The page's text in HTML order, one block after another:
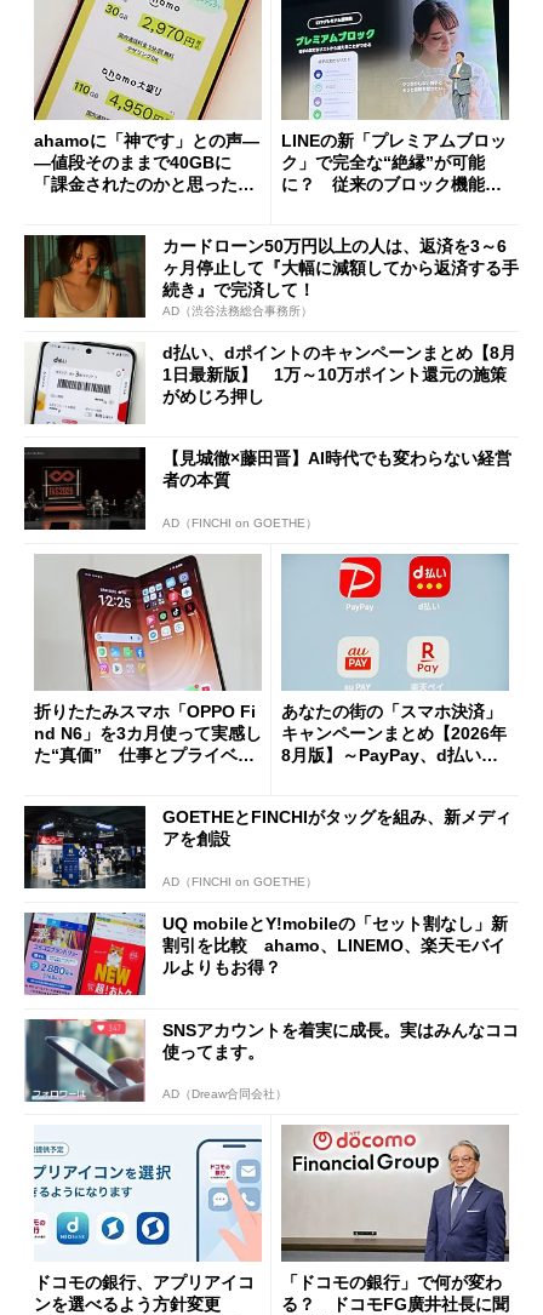
ahamoに「神です」との声―
―値段そのままで40GBに
「課金されたのかと思った」
LINEの新「プレミアムブロッ
ク」で完全な“絶縁”が可能
に？ 従来のブロック機能と
カードローン50万円以上の人は、返済を3～6
ヶ月停止して『大幅に減額してから返済する手
続き』で完済して！
AD（渋谷法務総合事務所）
d払い、dポイントのキャンペーンまとめ【8月
1日最新版】 1万～10万ポイント還元の施策
がめじろ押し
【見城徹×藤田晋】AI時代でも変わらない経営
者の本質
AD（FINCHI on GOETHE）
折りたたみスマホ「OPPO Fi
nd N6」を3カ月使って実感し
た“真価” 仕事とプライベー
あなたの街の「スマホ決済」
キャンペーンまとめ【2026年
8月版】～PayPay、d払い、a
GOETHEとFINCHIがタッグを組み、新メディ
アを創設
AD（FINCHI on GOETHE）
UQ mobileとY!mobileの「セット割なし」新
割引を比較 ahamo、LINEMO、楽天モバイ
ルよりもお得？
SNSアカウントを着実に成長。実はみんなココ
使ってます。
AD（Dreaw合同会社）
ドコモの銀行、アプリアイコ
ンを選べるよう方針変更
「ドコモの銀行」で何が変わ
る？ ドコモFG廣井社長に聞